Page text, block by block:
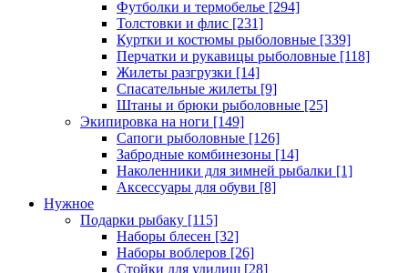
Футболки и термобелье [294]
Толстовки и флис [231]
Куртки и костюмы рыболовные [339]
Перчатки и рукавицы рыболовные [118]
Жилеты разгрузки [14]
Спасательные жилеты [9]
Штаны и брюки рыболовные [25]
Экипировка на ноги [149]
Сапоги рыболовные [126]
Забродные комбинезоны [14]
Наколенники для зимней рыбалки [1]
Аксессуары для обуви [8]
Нужное
Подарки рыбаку [115]
Наборы блесен [32]
Наборы воблеров [26]
Стойки для удилищ [28]